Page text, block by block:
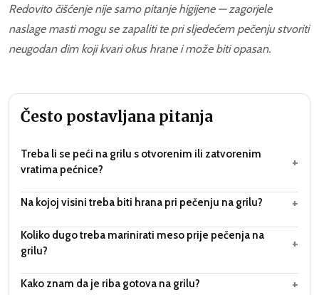
Redovito čišćenje nije samo pitanje higijene — zagorjele
naslage masti mogu se zapaliti te pri sljedećem pečenju stvoriti
neugodan dim koji kvari okus hrane i može biti opasan.
Često postavljana pitanja
Treba li se peći na grilu s otvorenim ili zatvorenim
vratima pećnice?
+
Na kojoj visini treba biti hrana pri pečenju na grilu? +
Koliko dugo treba marinirati meso prije pečenja na
grilu?
+
Kako znam da je riba gotova na grilu? +